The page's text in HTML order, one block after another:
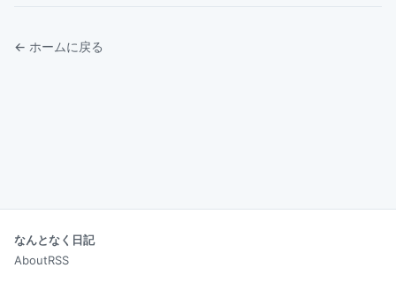
← ホームに戻る
なんとなく日記
AboutRSS